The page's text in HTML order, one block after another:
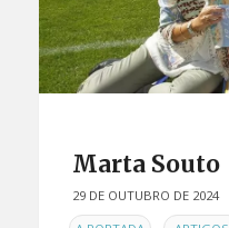
Marta Souto
29 DE OUTUBRO DE 2024